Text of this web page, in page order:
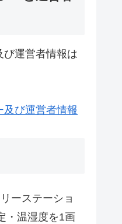
び運営者情報は
び運営者情報
ーステーショ
・温湿度を1画